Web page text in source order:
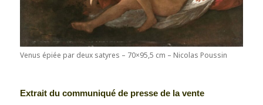
Venus épiée par deux satyres – 70×95,5 cm – Nicolas Poussin
Extrait du communiqué de presse de la vente